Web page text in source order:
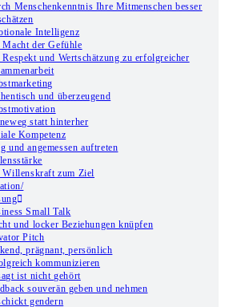
Menschenkenntnis Ihre Mitmenschen besser
Intelligenz
Macht der Gefühle
und Wertschätzung zu erfolgreicher
und überzeugend
statt hinterher
Kompetenz
und angemessen auftreten
zum Ziel
Small Talk
und locker Beziehungen knüpfen
Pitch
prägnant, persönlich
kommunizieren
ist nicht gehört
souverän geben und nehmen
gendern